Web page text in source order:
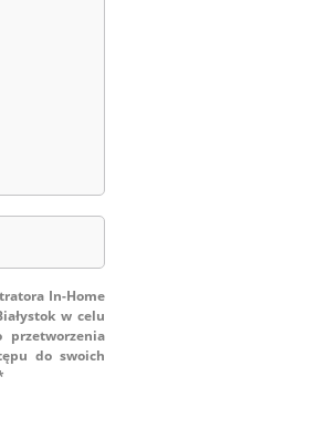
In-Home
w celu
przetworzenia
do swoich